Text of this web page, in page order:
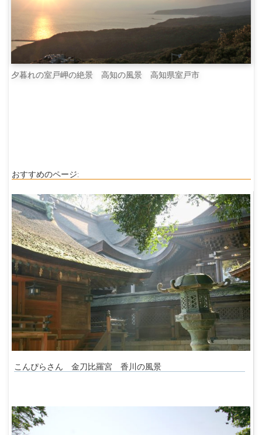
夕暮れの室戸岬の絶景 高知の風景 高知県室戸市
おすすめのページ:
こんぴらさん 金刀比羅宮 香川の風景